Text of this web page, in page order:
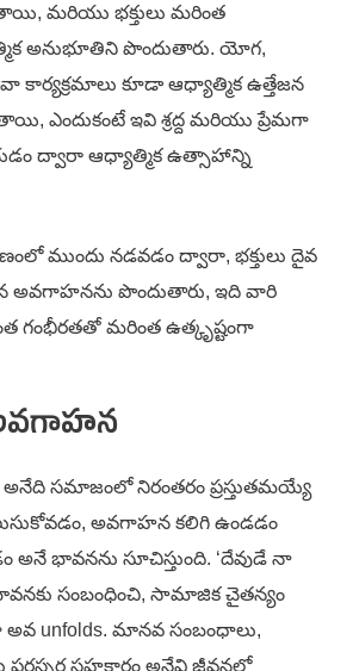
మరియు భక్తులు మరింత
అనుభూతిని పొందుతారు. యోగ,
కార్యక్రమాలు కూడా ఆధ్యాత్మిక ఉత్తేజన
ఎందుకంటే ఇవి శ్రద్ద మరియు ప్రేమగా
ద్వారా ఆధ్యాత్మిక ఉత్సాహాన్ని
ముందు నడవడం ద్వారా, భక్తులు దైవ
అవగాహనను పొందుతారు, ఇది వారి
గంభీరతతో మరింత ఉత్కృష్టంగా
సమాజంలో నిరంతరం ప్రస్తుతమయ్యే
అవగాహన కలిగి ఉండడం
అనే భావనను సూచిస్తుంది. ‘దేవుడే నా
సంబంధించి, సామాజిక చైతన్యం
unfolds. మానవ సంబంధాలు,
పరస్పర సహకారం అనేవి జీవనలో